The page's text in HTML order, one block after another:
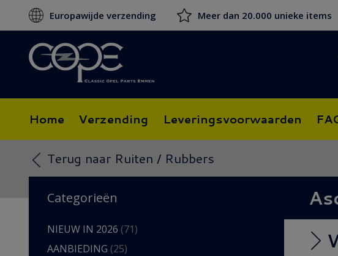
Europawijde verzending Meer dan 20.000 unieke items
Home Verzending Leveringsvoorwaarden
Terug naar Ruiten / Rubbers
Categorieën
NIEUW IN 2026 (71)
AANBIEDING (25)